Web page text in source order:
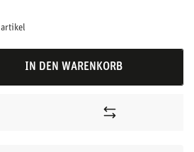
artikel
IN DEN WARENKORB